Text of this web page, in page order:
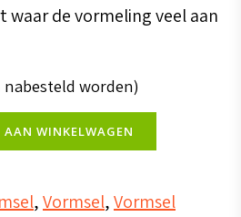
waar de vormeling veel aan
nabesteld worden)
AAN WINKELWAGEN
,Vormsel,Vormsel